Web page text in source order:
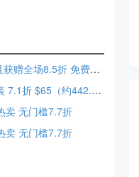
Merle Norman：订阅邮件享最新福利通知，且获赠全场8.5折 免费送好礼
Charlotte Tilbury 枕边话唇部套装 正装+旅行装 7.1折 $65（约442.4元）
卖 无门槛7.7折
卖 无门槛7.7折